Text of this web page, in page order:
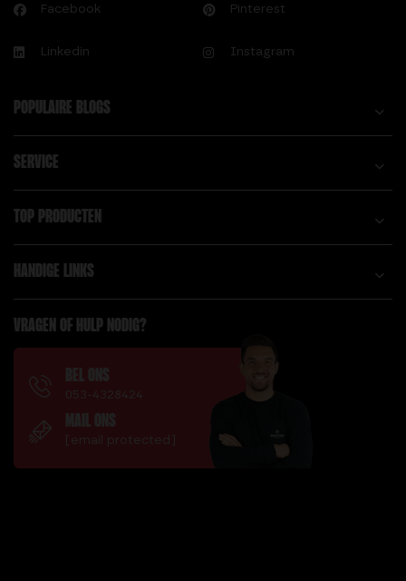
Facebook Pinterest
Linkedin Instagram
POPULAIRE BLOGS
SERVICE
TOP PRODUCTEN
HANDIGE LINKS
VRAGEN OF HULP NODIG?
BEL ONS
053-4328424
MAIL ONS
[email protected]